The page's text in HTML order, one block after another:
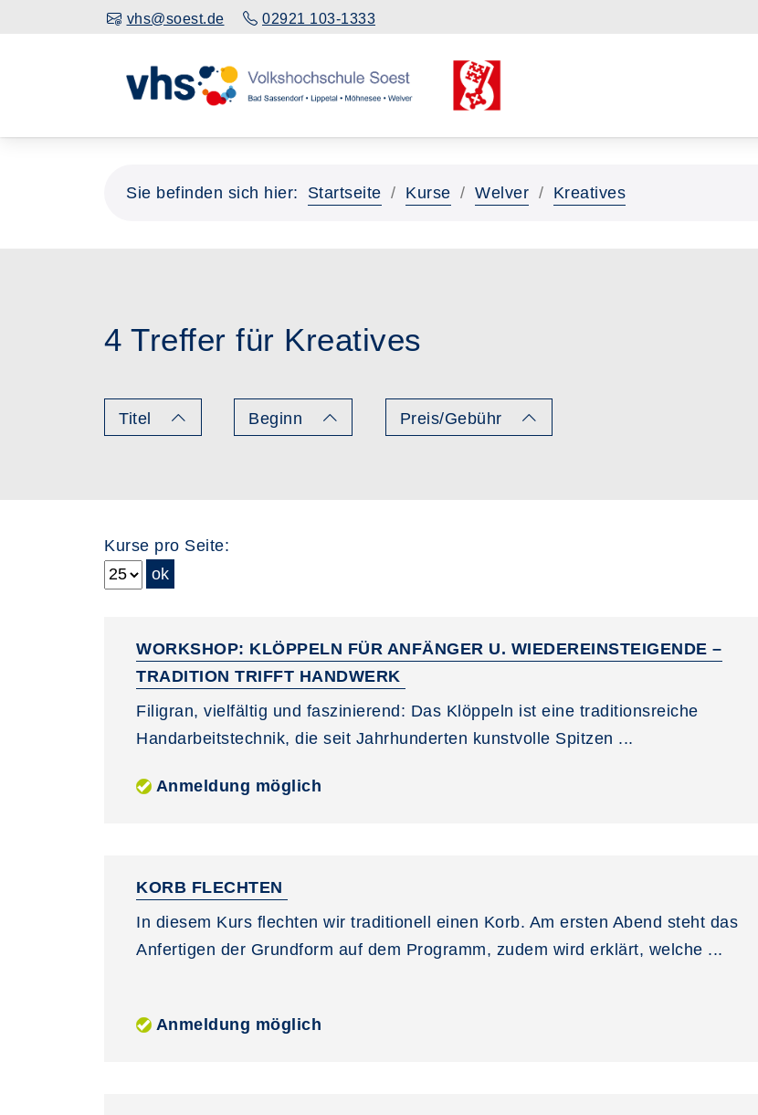
vhs@soest.de 02921 103-1333
Sie befinden sich hier: Startseite Kurse Welver Kreatives
4 Treffer für Kreatives
Titel Beginn Preis/Gebühr
Kurse pro Seite:
WORKSHOP: KLÖPPELN FÜR ANFÄNGER U. WIEDEREINSTEIGENDE –
TRADITION TRIFFT HANDWERK
Filigran, vielfältig und faszinierend: Das Klöppeln ist eine traditionsreiche
Handarbeitstechnik, die seit Jahrhunderten kunstvolle Spitzen ...
Anmeldung möglich
KORB FLECHTEN
In diesem Kurs flechten wir traditionell einen Korb. Am ersten Abend steht das
Anfertigen der Grundform auf dem Programm, zudem wird erklärt, welche ...
Anmeldung möglich